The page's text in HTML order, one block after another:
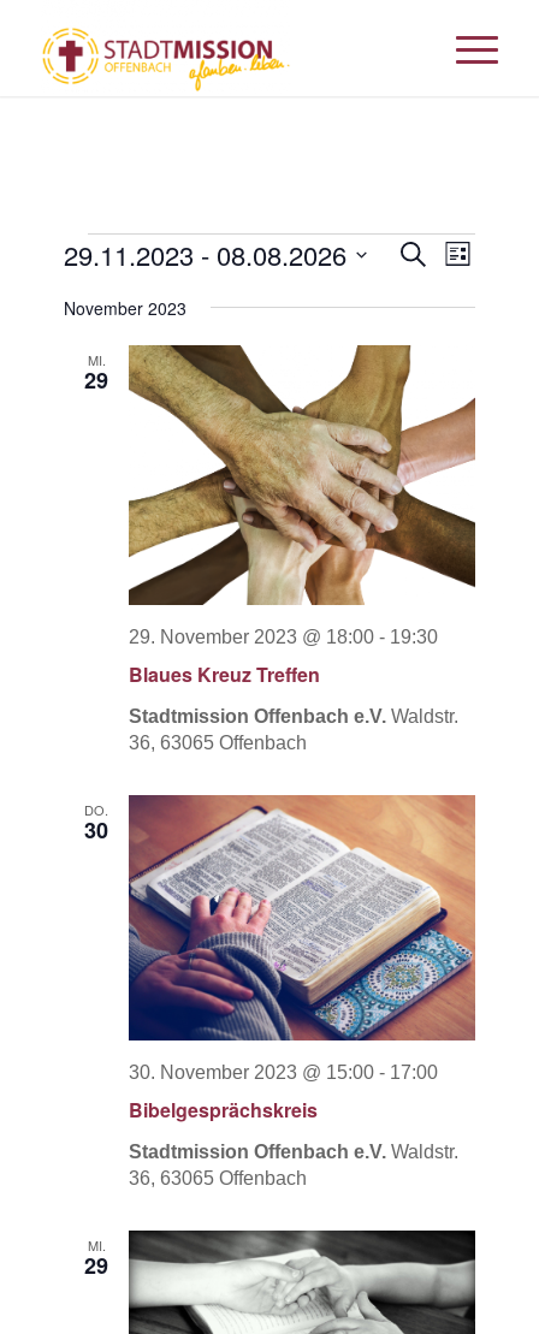
Veranstaltungen Suche
Liste
29.11.2023 - 08.08.2026
wählen.
November 2023
MI.
29
Blaues Kreuz Treffen
29. November 2023 @ 18:00 - 19:30
Stadtmission Offenbach e.V.Waldstr.
36, 63065 Offenbach
DO.
30
Bibelgesprächskreis
30. November 2023 @ 15:00 - 17:00
Stadtmission Offenbach e.V.Waldstr.
36, 63065 Offenbach
MI.
29